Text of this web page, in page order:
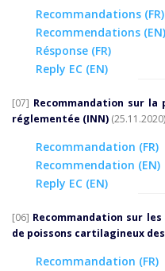
Recommandations (FR)
Recommendations (EN)
Résponse (FR)
Reply EC (EN)
[07] Recommandation sur
réglementée (INN) (25.11.2020)
Recommandation (FR)
Recommendation (EN)
Reply EC (EN)
[06] Recommandation sur
de poissons cartilagineux
Recommandation (FR)